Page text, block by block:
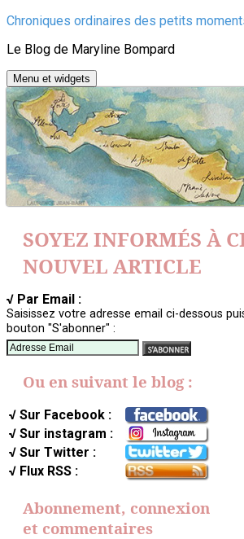
Aller
contenu
Chroniques ordinaires des petits
Le Blog de Maryline Bompard
Menu et widgets
SOYEZ INFORMÉS À
NOUVEL ARTICLE
√ Par Email :
Saisissez votre adresse email ci-dessous
bouton "S'abonner" :
Ou en suivant le blog :
√ Sur Facebook :
√ Sur instagram :
√ Sur Twitter :
√ Flux RSS :
Abonnement, connexion
et commentaires